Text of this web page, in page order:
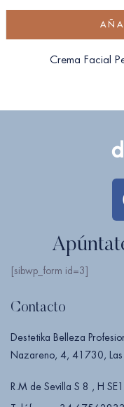
Crema Facial
[sibwp_form id=3]
Contacto
Destetika Belleza
Nazareno, 4, 41730, Las
R.M de Sevilla S 8 , H